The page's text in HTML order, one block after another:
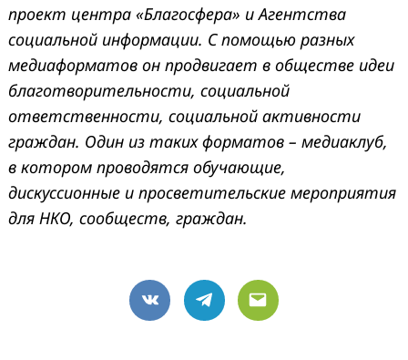
проект центра «Благосфера» и Агентства
социальной информации. С помощью разных
медиаформатов он продвигает в обществе идеи
благотворительности, социальной
ответственности, социальной активности
граждан. Один из таких форматов – медиаклуб,
в котором проводятся обучающие,
дискуссионные и просветительские мероприятия
для НКО, сообществ, граждан.
VK Telegram
Email